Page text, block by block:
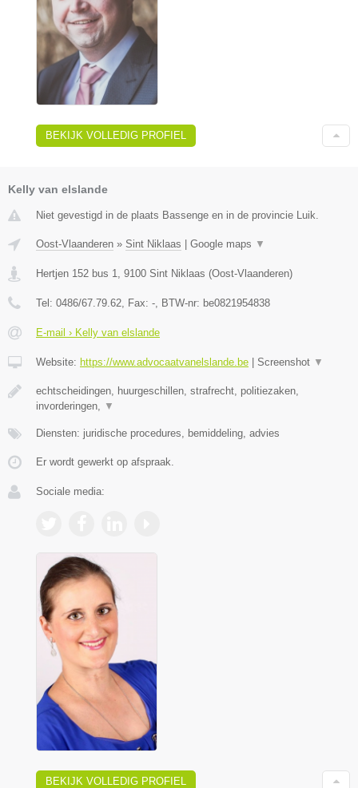
BEKIJK VOLLEDIG PROFIEL
Kelly van elslande
Niet gevestigd in de plaats Bassenge en in de provincie Luik.
Oost-Vlaanderen » Sint Niklaas Google maps ▼
Hertjen 152 bus 1 9100 Sint Niklaas (Oost-Vlaanderen)
Tel: 0486/67.79.62 , Fax: - , BTW-nr: be0821954838
E-mail › Kelly van elslande
Website: https://www.advocaatvanelslande.be Screenshot ▼
echtscheidingen, huurgeschillen, strafrecht, politiezaken,
invorderingen,
▼
Diensten: juridische procedures, bemiddeling, advies
Er wordt gewerkt op afspraak.
Sociale media:
BEKIJK VOLLEDIG PROFIEL